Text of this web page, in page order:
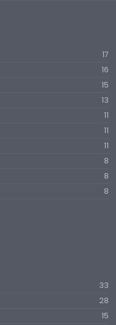
17
16
15
13
11
11
11
8
8
8
33
28
15